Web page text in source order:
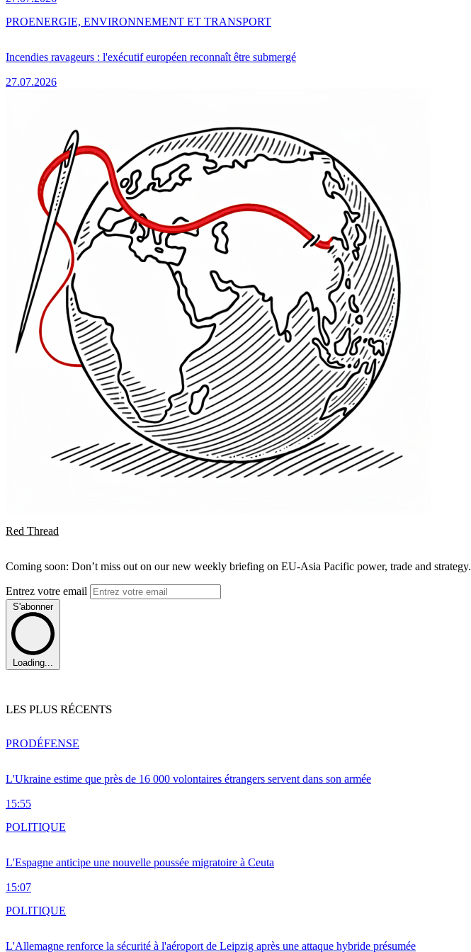
Incendies ravageurs : l'exécutif européen reconnaît être submergé
27.07.2026
PROENERGIE, ENVIRONNEMENT ET TRANSPORT
Red Thread
Coming soon: Don’t miss out on our new weekly briefing on EU-Asia Pacific power, trade and strategy.
Entrez votre email
S'abonner
Loading...
LES PLUS RÉCENTS
L'Ukraine estime que près de 16 000 volontaires étrangers servent dans son armée
15:55
PRODÉFENSE
L'Espagne anticipe une nouvelle poussée migratoire à Ceuta
15:07
POLITIQUE
L'Allemagne renforce la sécurité à l'aéroport de Leipzig après une attaque hybride présumée
POLITIQUE